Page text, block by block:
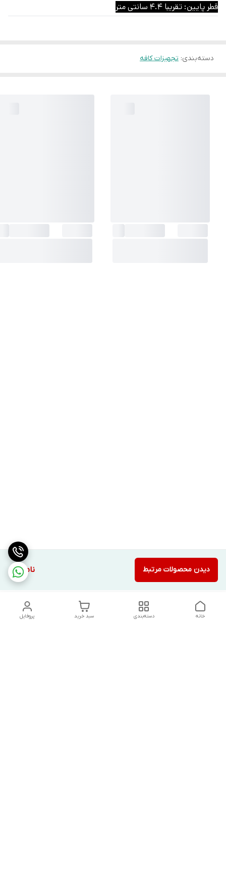
ناموجود دیدن محصولات مرتبط
قطر پایین: تقریبا 4.4 سانتی متر
دسته‌بندی: تجهیزات کافه
پروفایل سبد خرید دسته‌بندی خانه